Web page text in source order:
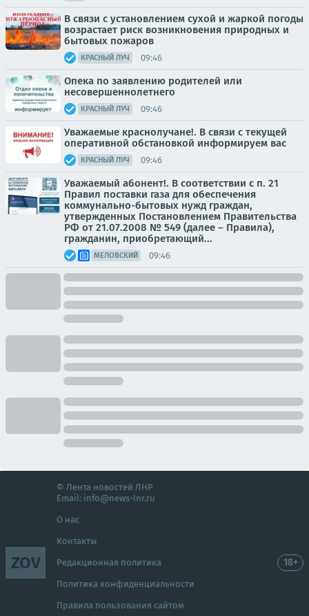
В связи с установлением сухой и жаркой погоды
возрастает риск возникновения природных и
бытовых пожаров
КРАСНЫЙ ЛУЧ 09:46
Опека по заявлению родителей или
несовершеннолетнего
КРАСНЫЙ ЛУЧ 09:46
Уважаемые краснолучане!. В связи с текущей
оперативной обстановкой информируем вас
КРАСНЫЙ ЛУЧ 09:46
Уважаемый абонент!. В соответствии с п. 21
Правил поставки газа для обеспечения
коммунально-бытовых нужд граждан,
утвержденных Постановлением Правительства
РФ от 21.07.2008 № 549 (далее – Правила),
гражданин, приобретающий...
МЕЛОВСКИЙ 09:46
ZOV
© Лента новостей ЛНР
Email: info@news-lnr.ru
О нас
Контакты
Редакционная политика
Политика конфиденциальности
Правила пользования сайтом
18+